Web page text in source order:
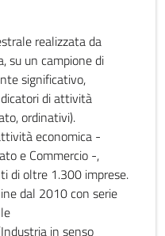
realizzata da
su un campione di
significativo,
di attività
ordinativi).
economica -
e Commercio -,
di oltre 1.300 imprese.
dal 2010 con serie
in senso